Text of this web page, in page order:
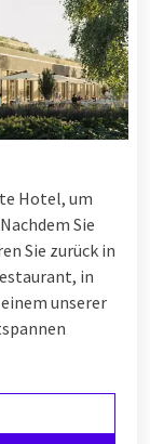
Hotel, um
Sie
Sie zurück in
in
unserer